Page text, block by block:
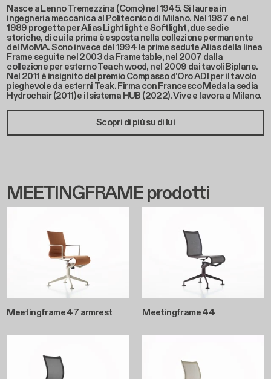
Nasce a Lenno Tremezzina (Como) nel 1945. Si laurea in
ingegneria meccanica al Politecnico di Milano. Nel 1987 e nel
1989 progetta per Alias Lightlight e Softlight, due sedie
storiche, di cui la prima è esposta nella collezione permanente
del MoMA. Sono invece del 1994 le prime sedute Alias della linea
Frame seguite nel 2003 da Frametable, nel 2007 dalla
collezione per esterno Teach wood, nel 2009 dai tavoli Biplane.
Nel 2011 è insignito del premio Compasso d'Oro ADI per il tavolo
pieghevole da esterni Teak. Firma con Francesco Meda la sedia
Hydrochair (2011) e il sistema HUB (2022). Vive e lavora a Milano.
Scopri di più su di lui
MEETINGFRAME prodotti
Meetingframe 47 armrest Meetingframe 44